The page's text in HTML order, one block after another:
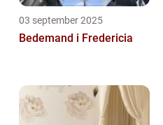
03 september 2025
Bedemand i Fredericia